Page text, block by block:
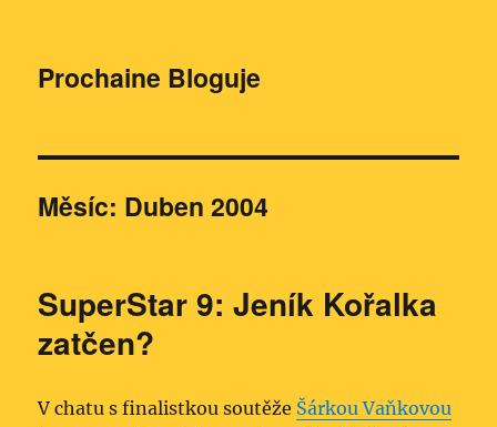
Prochaine Bloguje
Měsíc: Duben 2004
SuperStar 9: Jeník Kořalka
zatčen?
V chatu s finalistkou soutěže Šárkou Vaňkovou